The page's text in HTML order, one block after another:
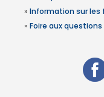
» Information sur les
» Foire aux questions